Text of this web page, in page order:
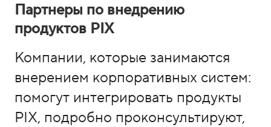
Партнеры по внедрению
продуктов PIX
Компании, которые занимаются
внерением корпоративных систем:
помогут интегрировать продукты
PIX, подробно проконсультируют,